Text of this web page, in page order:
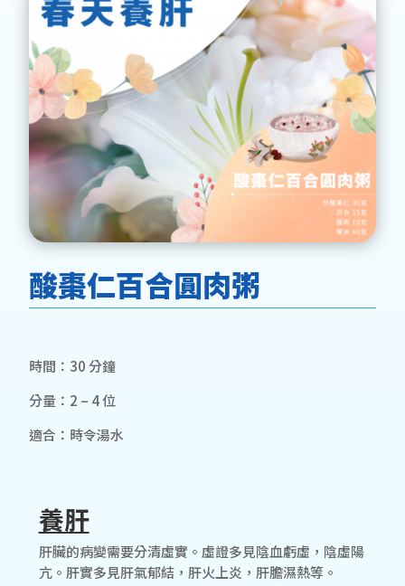
酸棗仁百合圓肉粥
時間：30 分鐘
分量：2 – 4 位
適合：時令湯水
養肝
肝臟的病變需要分清虛實。虛證多見陰血虧虛，陰虛陽
亢。肝實多見肝氣郁結，肝火上炎，肝膽濕熱等。